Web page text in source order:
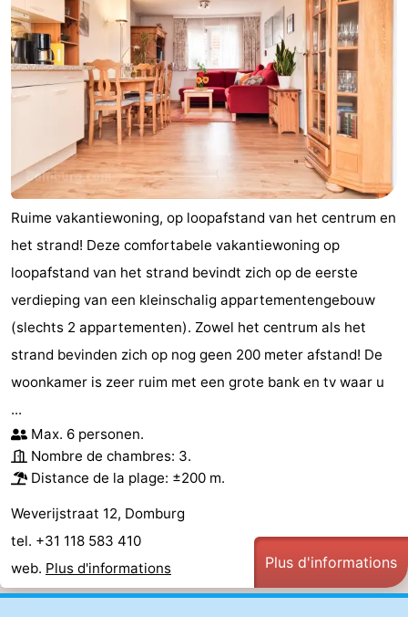
Ruime vakantiewoning, op loopafstand van het centrum en
het strand! Deze comfortabele vakantiewoning op
loopafstand van het strand bevindt zich op de eerste
verdieping van een kleinschalig appartementengebouw
(slechts 2 appartementen). Zowel het centrum als het
strand bevinden zich op nog geen 200 meter afstand! De
woonkamer is zeer ruim met een grote bank en tv waar u
...
Max. 6 personen.
Nombre de chambres: 3.
Distance de la plage: ±200 m.
Weverijstraat 12, Domburg
tel. +31 118 583 410
web. Plus d'informations Plus d'informations